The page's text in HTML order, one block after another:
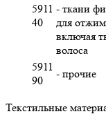
5911
40
- ткани
для
включая
волоса
5911
90
- прочие
Текстильные